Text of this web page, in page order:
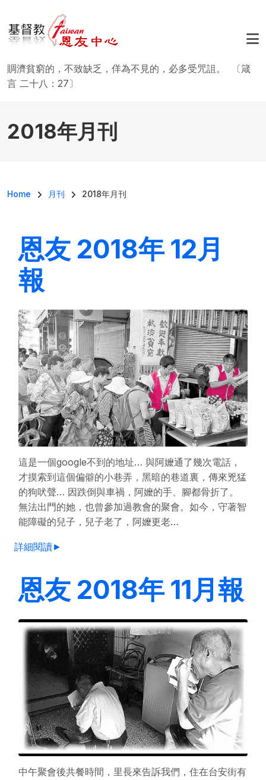
賙濟貧窮的，不致缺乏，佯為不見的，必多受咒詛。 〔箴
言 二十八：27〕
2018年月刊
導航連結
Home 月刊 2018年月刊
恩友 2018年 12月
報
這是一個google不到的地址… 與阿嬤通了幾次電話，
才摸索到這個偏僻的小巷弄，黑暗的巷道裏，傳來兇猛
的狗吠聲… 因跌倒與車禍，阿嬤的手、腳都骨折了。
無法出門的她，也曾參加過教會的聚會。如今，守著智
能障礙的兒子，兒子老了，阿嬤更老…
詳細閱讀►
恩友 2018年 11月報
中午聚會後共餐時間，里長來告訴我們，住在台安街有